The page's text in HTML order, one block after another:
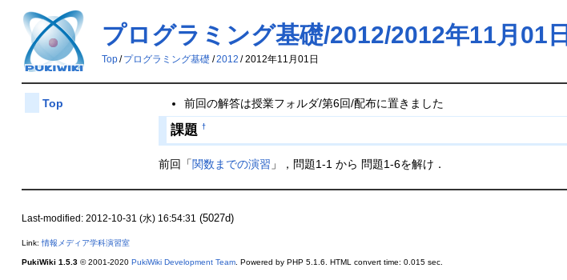
プログラミング基礎/2012/2012年11月01日
Top/ プログラミング基礎 /2012 / 2012年11月01日
前回の解答は授業フォルダ/第6回/配布に置きました
課題 †
前回「関数までの演習 」，問題1-1 から 問題1-6を解け．
Top
Last-modified: 2012-10-31 (水) 16:54:31 (5027d)
Link: 情報メディア学科演習室
PukiWiki 1.5.3© 2001-2020 PukiWiki Development Team. Powered by PHP 5.1.6. HTML convert time: 0.015 sec.